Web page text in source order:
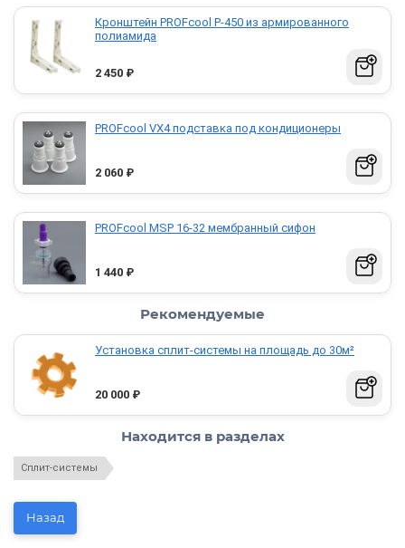
Кронштейн PROFcool P-450 из армированного
полиамида
2 450 ₽
PROFcool VX4 подставка под кондиционеры
2 060 ₽
PROFcool МSP 16-32 мембранный сифон
1 440 ₽
Рекомендуемые
Установка сплит-системы на площадь до 30м²
20 000 ₽
Находится в разделах
Сплит-системы
Назад